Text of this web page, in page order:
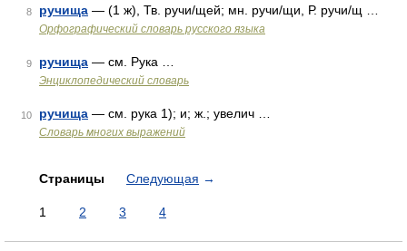
8 ручища — (1 ж), Тв. ручи/щей; мн. ручи/щи, Р. ручи/щ …
Орфографический словарь русского языка
9 ручища — см. Рука …
Энциклопедический словарь
10 ручища — см. рука 1); и; ж.; увелич …
Словарь многих выражений
Страницы Следующая →
1 2 3 4